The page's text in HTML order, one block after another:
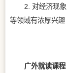
2. 对经济现
等领域有浓厚兴趣
广外就读课程